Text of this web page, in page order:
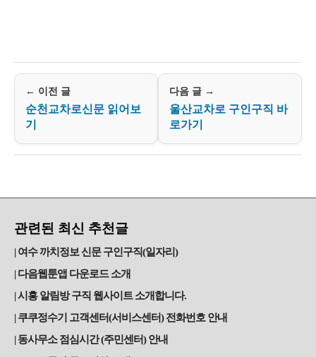
← 이전 글
순천교차로신문 읽어보
기
다음 글 →
울산교차로 구인구직 바
로가기
관련된 최신 추천글
여수 까치정보 신문 구인구직(일자리)
다음웹툰앱 다운로드 소개
시흥 알림방 구직 웹사이트 소개합니다.
쿠쿠정수기 고객센터(서비스센터) 전화번호 안내
동사무소 점심시간 (주민센터) 안내